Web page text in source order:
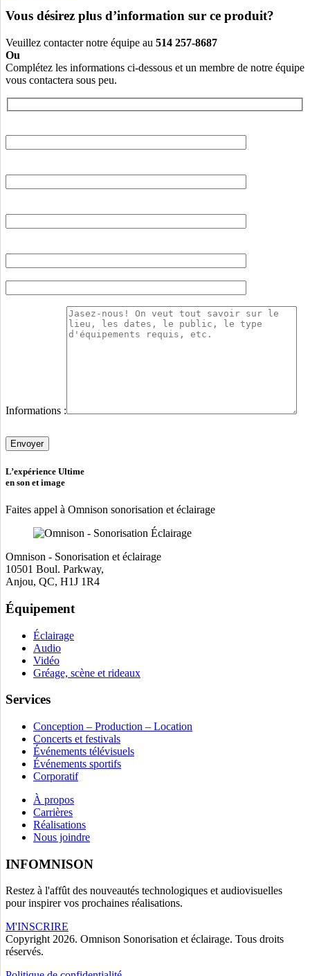
Vous désirez plus d’information sur ce produit?
Veuillez contacter notre équipe au 514 257-8687
Ou
Complétez les informations ci-dessous et un membre de notre équipe
vous contactera sous peu.
Informations :
laisser
ce
vide.
L’expérience Ultime
en son et image
Faites appel à Omnison sonorisation et éclairage
Omnison - Sonorisation et éclairage
10501 Boul. Parkway,
Anjou, QC, H1J 1R4
Équipement
Éclairage
Audio
Vidéo
Gréage, scène et rideaux
Services
Conception – Production – Location
Concerts et festivals
Événements télévisuels
Événements sportifs
Corporatif
À propos
Carrières
Réalisations
Nous joindre
INFOMNISON
Restez à l'affût des nouveautés technologiques et audiovisuelles
pour inspirer vos prochaines réalisations.
M'INSCRIRE
Copyright 2026. Omnison Sonorisation et éclairage. Tous droits
réservés.